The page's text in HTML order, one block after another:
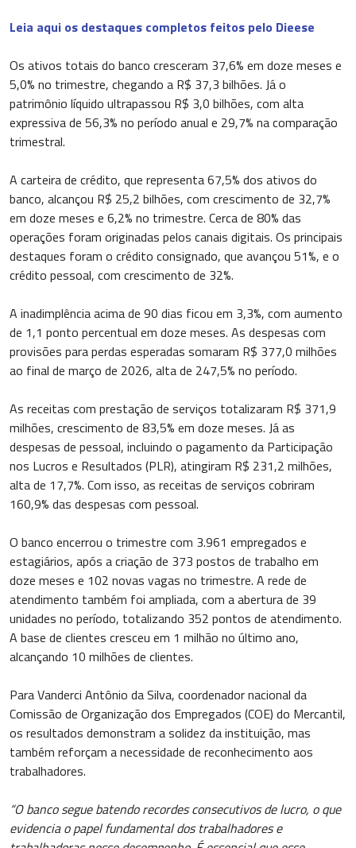
Leia aqui os destaques completos feitos pelo Dieese
Os ativos totais do banco cresceram 37,6% em doze meses e
5,0% no trimestre, chegando a R$ 37,3 bilhões. Já o
patrimônio líquido ultrapassou R$ 3,0 bilhões, com alta
expressiva de 56,3% no período anual e 29,7% na comparação
trimestral.
A carteira de crédito, que representa 67,5% dos ativos do
banco, alcançou R$ 25,2 bilhões, com crescimento de 32,7%
em doze meses e 6,2% no trimestre. Cerca de 80% das
operações foram originadas pelos canais digitais. Os principais
destaques foram o crédito consignado, que avançou 51%, e o
crédito pessoal, com crescimento de 32%.
A inadimplência acima de 90 dias ficou em 3,3%, com aumento
de 1,1 ponto percentual em doze meses. As despesas com
provisões para perdas esperadas somaram R$ 377,0 milhões
ao final de março de 2026, alta de 247,5% no período.
As receitas com prestação de serviços totalizaram R$ 371,9
milhões, crescimento de 83,5% em doze meses. Já as
despesas de pessoal, incluindo o pagamento da Participação
nos Lucros e Resultados (PLR), atingiram R$ 231,2 milhões,
alta de 17,7%. Com isso, as receitas de serviços cobriram
160,9% das despesas com pessoal.
O banco encerrou o trimestre com 3.961 empregados e
estagiários, após a criação de 373 postos de trabalho em
doze meses e 102 novas vagas no trimestre. A rede de
atendimento também foi ampliada, com a abertura de 39
unidades no período, totalizando 352 pontos de atendimento.
A base de clientes cresceu em 1 milhão no último ano,
alcançando 10 milhões de clientes.
Para Vanderci Antônio da Silva, coordenador nacional da
Comissão de Organização dos Empregados (COE) do Mercantil,
os resultados demonstram a solidez da instituição, mas
também reforçam a necessidade de reconhecimento aos
trabalhadores.
“O banco segue batendo recordes consecutivos de lucro, o que
evidencia o papel fundamental dos trabalhadores e